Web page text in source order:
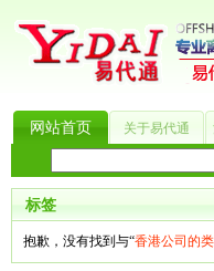
网站首页 关于易代通
热门搜索：_? 美国公司
标签
抱歉，没有找到与“香港公司的